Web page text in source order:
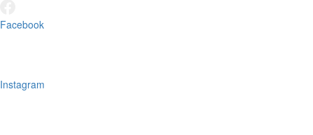
Facebook
Instagram